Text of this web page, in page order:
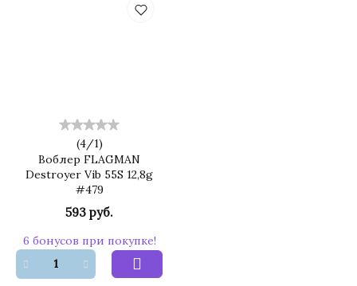
(4/1)
Воблер FLAGMAN
Destroyer Vib 55S 12,8g
#479
593 руб.
6 бонусов при покупке!